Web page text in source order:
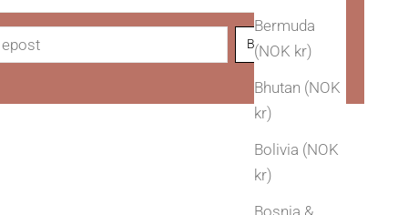
Bermuda
(NOK kr)
Bhutan (NOK
kr)
Bolivia (NOK
kr)
Bli Arven-venn!